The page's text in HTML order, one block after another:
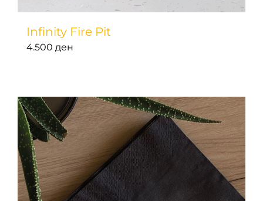
Infinity Fire Pit
4.500 ден